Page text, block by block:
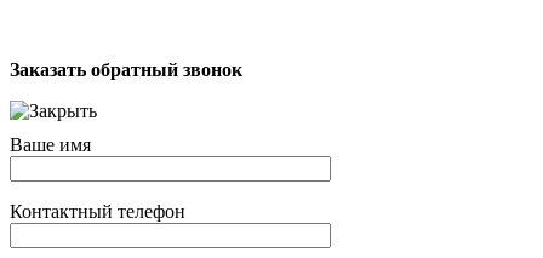
Заказать обратный звонок
Ваше имя
Контактный телефон